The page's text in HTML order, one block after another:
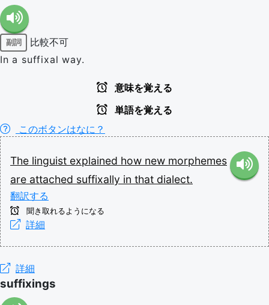
副詞
比較不可
In a suffixal way.
意味を覚える
単語を覚える
このボタンはなに？
The linguist explained how new morphemes
are attached suffixally in that dialect.
翻訳する
聞き取れるようになる
詳細
詳細
suffixings